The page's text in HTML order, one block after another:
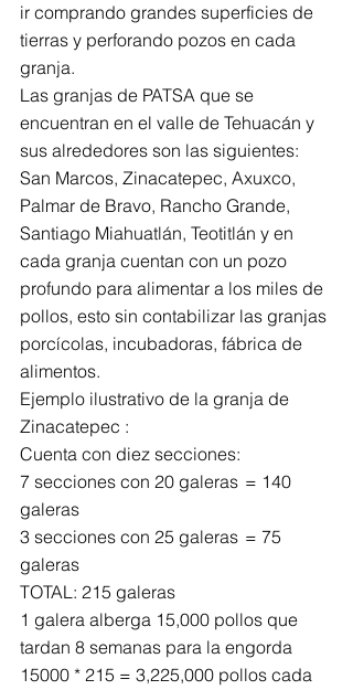
ir comprando grandes superficies de
tierras y perforando pozos en cada
granja.
Las granjas de PATSA que se
encuentran en el valle de Tehuacán y
sus alrededores son las siguientes:
San Marcos, Zinacatepec, Axuxco,
Palmar de Bravo, Rancho Grande,
Santiago Miahuatlán, Teotitlán y en
cada granja cuentan con un pozo
profundo para alimentar a los miles de
pollos, esto sin contabilizar las granjas
porcícolas, incubadoras, fábrica de
alimentos.
Ejemplo ilustrativo de la granja de
Zinacatepec :
Cuenta con diez secciones:
7 secciones con 20 galeras	 = 140
galeras
3 secciones con 25 galeras	 = 75
galeras
TOTAL: 215 galeras
1 galera alberga 15,000 pollos que
tardan 8 semanas para la engorda
15000 * 215 = 3,225,000 pollos cada